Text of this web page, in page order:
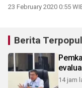
23 February 2020 0:55
Berita
14 jam